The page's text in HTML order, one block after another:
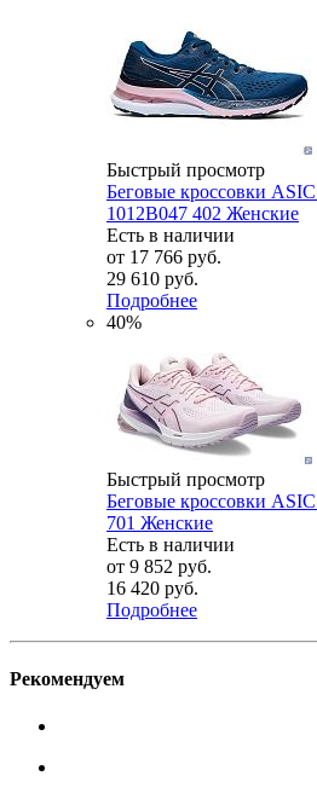
Быстрый просмотр
Беговые кроссовки
1012B047 402 Женские
Есть в наличии
от 17 766 руб.
29 610 руб.
Подробнее
40%
Быстрый просмотр
Беговые кроссовки
701 Женские
Есть в наличии
от 9 852 руб.
16 420 руб.
Подробнее
Рекомендуем